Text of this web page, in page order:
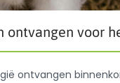
ontvangen voor
ontvangen